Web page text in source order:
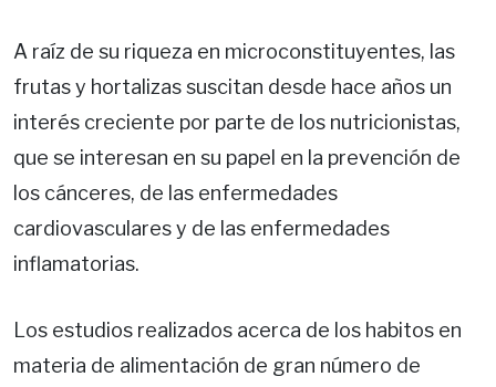
A raíz de su riqueza en microconstituyentes, las
frutas y hortalizas suscitan desde hace años un
interés creciente por parte de los nutricionistas,
que se interesan en su papel en la prevención de
los cánceres, de las enfermedades
cardiovasculares y de las enfermedades
inflamatorias.
Los estudios realizados acerca de los habitos en
materia de alimentación de gran número de